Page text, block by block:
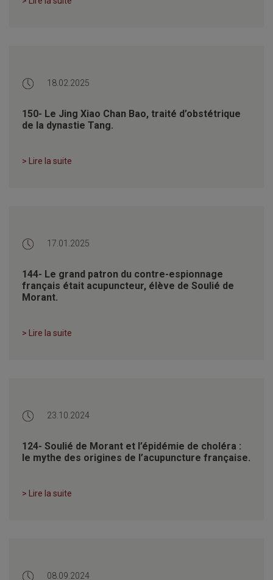
18.02.2025
150- Le Jing Xiao Chan Bao, traité d’obstétrique
de la dynastie Tang.
> Lire la suite
17.01.2025
144- Le grand patron du contre-espionnage
français était acupuncteur, élève de Soulié de
Morant.
> Lire la suite
23.10.2024
124- Soulié de Morant et l’épidémie de choléra :
le mythe des origines de l’acupuncture française.
> Lire la suite
08.09.2024